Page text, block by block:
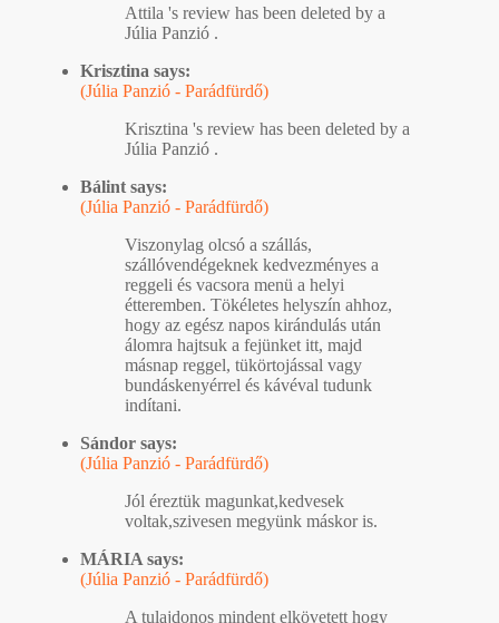
Attila 's review has been deleted by a
Júlia Panzió .
Krisztina says:
(Júlia Panzió - Parádfürdő)
Krisztina 's review has been deleted by a
Júlia Panzió .
Bálint says:
(Júlia Panzió - Parádfürdő)
Viszonylag olcsó a szállás,
szállóvendégeknek kedvezményes a
reggeli és vacsora menü a helyi
étteremben. Tökéletes helyszín ahhoz,
hogy az egész napos kirándulás után
álomra hajtsuk a fejünket itt, majd
másnap reggel, tükörtojással vagy
bundáskenyérrel és kávéval tudunk
indítani.
Sándor says:
(Júlia Panzió - Parádfürdő)
Jól éreztük magunkat,kedvesek
voltak,szivesen megyünk máskor is.
MÁRIA says:
(Júlia Panzió - Parádfürdő)
A tulajdonos mindent elkövetett hogy